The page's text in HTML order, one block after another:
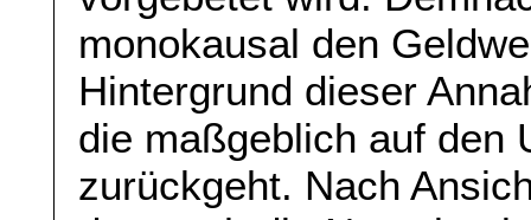
monokausal den
Hintergrund dieser
die maßgeblich auf den
zurückgeht. Nach